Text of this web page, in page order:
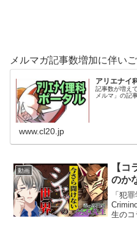
メルマガ記事数増加に伴い
アリエナイ
記事数が増え
メルマ」の記
www.cl20.jp
動画
【
のか
「犯
生のコ